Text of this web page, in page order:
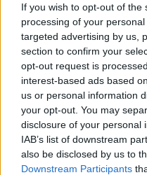
If you wish to opt-out of
processing of your
targeted advertising by us,
section to confirm your
opt-out request is
interest-based ads based
us or personal information
your opt-out. You may
disclosure of your personal
IAB’s list of downstream
also be disclosed by us to
Downstream Participants
Elementi tecnici da
dell’offerta